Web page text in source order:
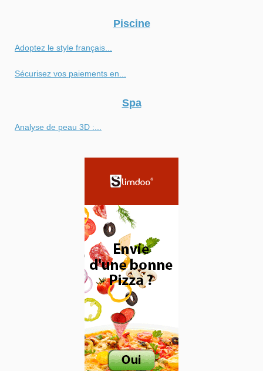
Piscine
Adoptez le style français...
Sécurisez vos paiements en...
Spa
Analyse de peau 3D :...